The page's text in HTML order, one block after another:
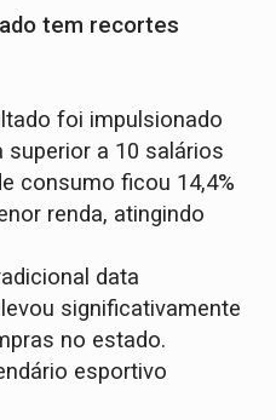
tem recortes
foi impulsionado
a 10 salários
consumo ficou 14,4%
renda, atingindo
data
significativamente
no estado.
esportivo